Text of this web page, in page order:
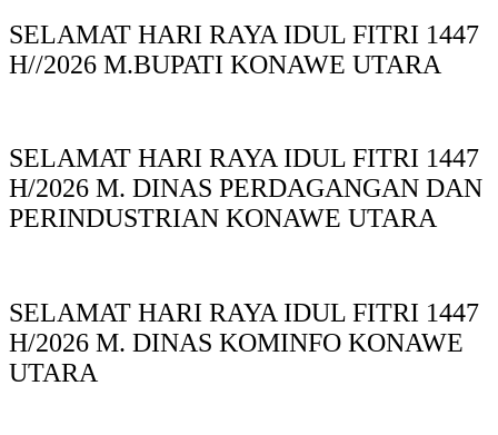
SELAMAT HARI RAYA IDUL FITRI 1447
H//2026 M.BUPATI KONAWE UTARA
SELAMAT HARI RAYA IDUL FITRI 1447
H/2026 M. DINAS PERDAGANGAN DAN
PERINDUSTRIAN KONAWE UTARA
SELAMAT HARI RAYA IDUL FITRI 1447
H/2026 M. DINAS KOMINFO KONAWE
UTARA